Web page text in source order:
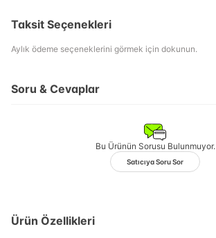
Taksit Seçenekleri
Aylık ödeme seçeneklerini görmek için dokunun.
Soru & Cevaplar
Bu Ürünün Sorusu Bulunmuyor.
Satıcıya Soru Sor
Ürün Özellikleri